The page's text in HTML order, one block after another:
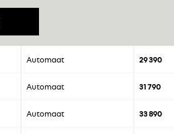
Automaat 29 390
Automaat 31 790
Automaat 33 890